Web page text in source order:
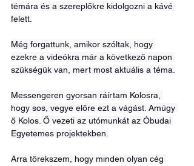
témára és a szereplőkre kidolgozni a kávé
felett.
Még forgattunk, amikor szóltak, hogy
ezekre a videókra már a következő napon
szükségük van, mert most aktuális a téma.
Messengeren gyorsan ráírtam Kolosra,
hogy sos, vegye előre ezt a vágást. Amúgy
ő Kolos. Ő vezeti az utómunkát az Óbudai
Egyetemes projektekben.
Arra törekszem, hogy minden olyan cég